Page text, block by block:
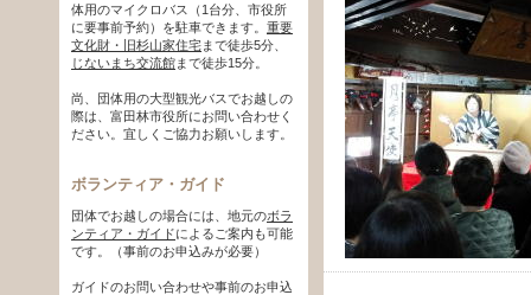
体用のマイクロバス（1台分、市役所
に要事前予約）を駐車できます。 重要
文化財・旧杉山家住宅まで徒歩5分、
じないまち交流館まで徒歩15分。
尚、団体用の大型観光バスでお越しの
際は、富田林市役所にお問い合わせく
ださい。宜しくご協力お願いします。
ボランティア・ガイド
団体でお越しの場合には、地元のボラ
ンティア・ガイドによるご案内も可能
です。（事前のお申込みが必要）
ガイドのお問い合わせや事前のお申込